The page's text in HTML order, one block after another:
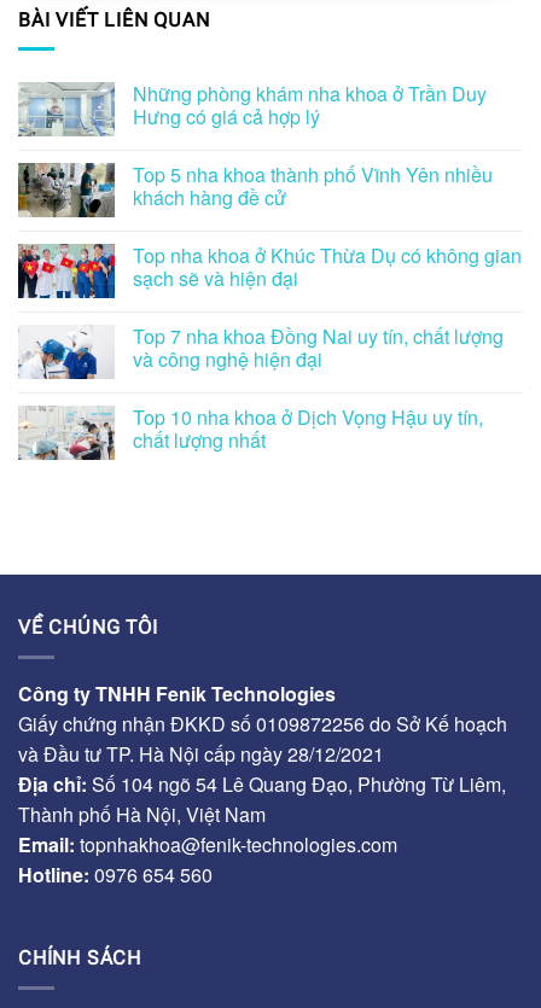
BÀI VIẾT LIÊN QUAN
Những phòng khám nha khoa ở Trần Duy
Hưng có giá cả hợp lý
Top 5 nha khoa thành phố Vĩnh Yên nhiều
khách hàng đề cử
Top nha khoa ở Khúc Thừa Dụ có không gian
sạch sẽ và hiện đại
Top 7 nha khoa Đồng Nai uy tín, chất lượng
và công nghệ hiện đại
Top 10 nha khoa ở Dịch Vọng Hậu uy tín,
chất lượng nhất
VỀ CHÚNG TÔI
Công ty TNHH Fenik Technologies
Giấy chứng nhận ĐKKD số 0109872256 do Sở Kế hoạch
và Đầu tư TP. Hà Nội cấp ngày 28/12/2021
Địa chỉ: Số 104 ngõ 54 Lê Quang Đạo, Phường Từ Liêm,
Thành phố Hà Nội, Việt Nam
Email: topnhakhoa@fenik-technologies.com
Hotline: 0976 654 560
CHÍNH SÁCH